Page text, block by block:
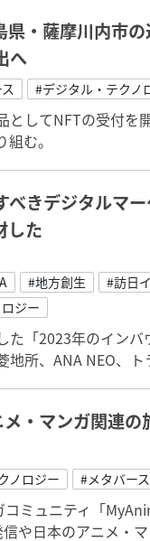
・薩摩川内市
へ
#デジタル・テクノ
としてNFTの受付を
む。
べきデジタルマ
した
#地方創生 #訪日
ジー
「2023年のイン
所、ANA NEO、ト
・マンガ関連
ノロジー #メタバース
ミュニティ「
や日本のアニメ・